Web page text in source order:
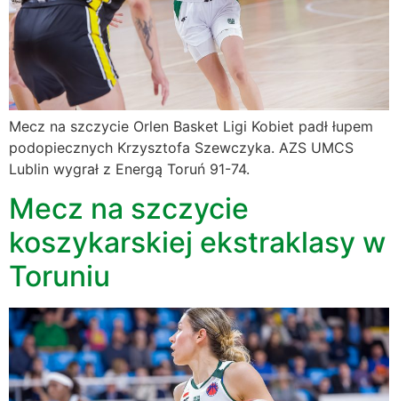
Mecz na szczycie Orlen Basket Ligi Kobiet padł łupem
podopiecznych Krzysztofa Szewczyka. AZS UMCS
Lublin wygrał z Energą Toruń 91-74.
Mecz na szczycie
koszykarskiej ekstraklasy w
Toruniu